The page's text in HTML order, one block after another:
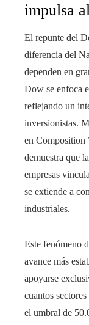
impulsa
El repunte del
diferencia del
dependen en
Dow se enfoca
reflejando un
inversionistas.
en Composition
demuestra que
empresas
se extiende a
industriales.
Este fenómeno
avance más
apoyarse
cuantos
el umbral de